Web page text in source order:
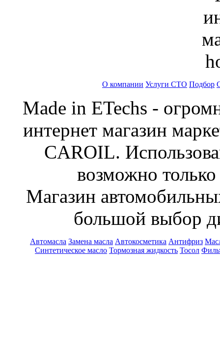
О компании Услуги СТО Подбор
Made in ETechs -
интернет магазин
CAROIL.
возможно
Магазин
большой выбор
Автомасла Замена масла Автокосметика Антифриз
Синтетическое масло Тормозная жидкость Тосол